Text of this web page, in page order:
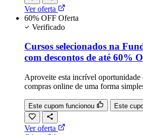
Ver oferta
60% OFF Oferta
Verificado
Cursos selecionados na
com descontos de até 60%
Aproveite esta incrível oportunidade
compras online de uma forma
Este cupom funcionou Este
Ver oferta